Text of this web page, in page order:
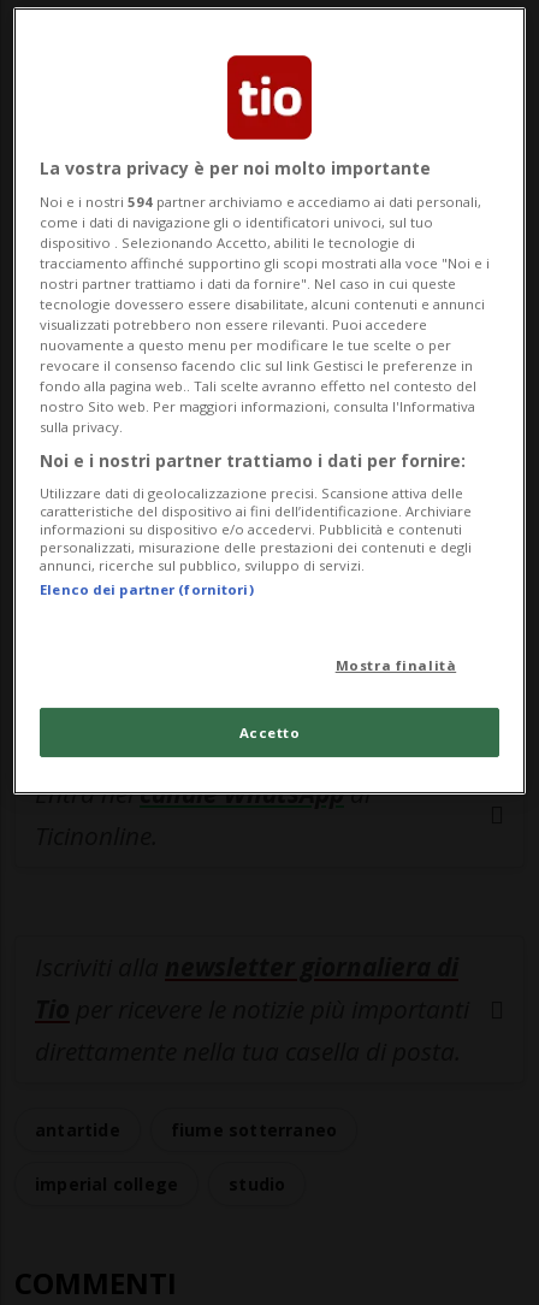
Scoperto sotto i ghiacci dell'Antartide un
grande fiume di 460 chilometri: nascosta
sotto i ghiacci esiste una enorme rete, più
grande del previsto ed estesa quasi come
mezza Europa, fatta non solo di grandi
laghi ma anche fiumi e canali e che...
🔐 Sblocca il nostro archivio
esclusivo!
Sottoscrivi un abbonamentoArchivioper
leggere questo articolo, oppure scegli
MyTioAboper accedere all'archivio e
navigare su sito e app senza pubblicità.
Entra nelcanale WhatsAppdi
COMMENTI
La vostra privacy è per noi molto importante
Noi e i nostri594 partner archiviamo e accediamo ai dati personali,
come i dati di navigazione gli o identificatori univoci, sul tuo
dispositivo . Selezionando Accetto, abiliti le tecnologie di
tracciamento affinché supportino gli scopi mostrati alla voce "Noi e i
nostri partner trattiamo i dati da fornire". Nel caso in cui queste
tecnologie dovessero essere disabilitate, alcuni contenuti e annunci
visualizzati potrebbero non essere rilevanti. Puoi accedere
nuovamente a questo menu per modificare le tue scelte o per
revocare il consenso facendo clic sul link Gestisci le preferenze in
fondo alla pagina web.. Tali scelte avranno effetto nel contesto del
nostro Sito web. Per maggiori informazioni, consulta l'Informativa
sulla privacy.
Noi e i nostri partner trattiamo i dati per fornire:
Utilizzare dati di geolocalizzazione precisi. Scansione attiva delle
caratteristiche del dispositivo ai fini dell’identificazione. Archiviare
informazioni su dispositivo e/o accedervi. Pubblicità e contenuti
personalizzati, misurazione delle prestazioni dei contenuti e degli
annunci, ricerche sul pubblico, sviluppo di servizi.
Elenco dei partner (fornitori)
Mostra finalità
Accetto